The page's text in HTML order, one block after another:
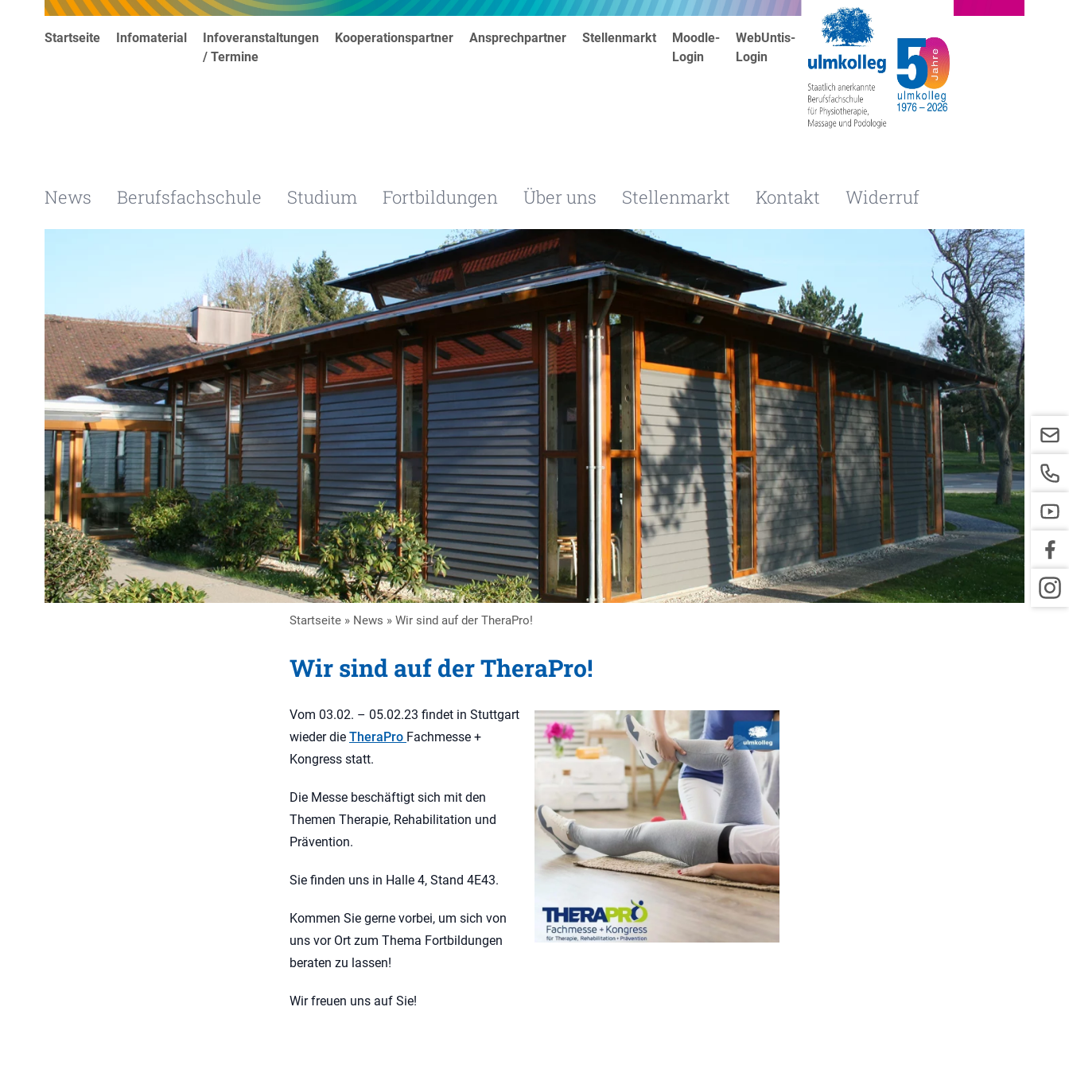
Startseite Infomaterial
Infoveranstaltungen
/ Termine
Kooperationspartner Ansprechpartner Stellenmarkt
Moodle-
Login
WebUntis-
Login
News Berufsfachschule Studium Fortbildungen Über uns Stellenmarkt Kontakt Widerruf
Startseite » News » Wir sind auf der TheraPro!
Wir sind auf der TheraPro!
Vom 03.02. – 05.02.23 findet in Stuttgart
wieder die TheraPro Fachmesse +
Kongress statt.
Die Messe beschäftigt sich mit den
Themen Therapie, Rehabilitation und
Prävention.
Sie finden uns in Halle 4, Stand 4E43.
Kommen Sie gerne vorbei, um sich von
uns vor Ort zum Thema Fortbildungen
beraten zu lassen!
Wir freuen uns auf Sie!